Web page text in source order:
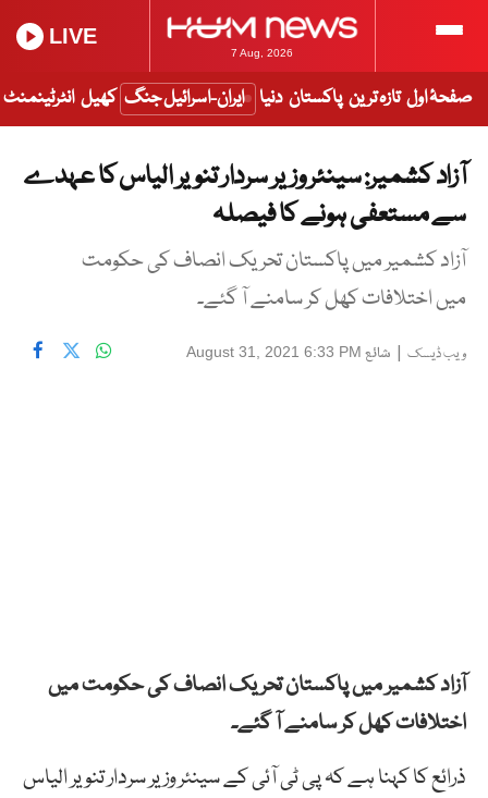
7 Aug, 2026
LIVE
صفحۂ اول تازہ ترین پاکستان دنیا ایران-اسرائیل جنگ کھیل انٹرٹینمنٹ
آزاد کشمیر: سینئر وزیر سردار تنویر الیاس کا عہدے
سے مستعفی ہونے کا فیصلہ
آزاد کشمیر میں پاکستان تحریک انصاف کی حکومت
میں اختلافات کھل کر سامنے آ گئے۔
ویب ڈیسک | شائع August 31, 2021 6:33 PM
آزاد کشمیر میں پاکستان تحریک انصاف کی حکومت میں
اختلافات کھل کر سامنے آ گئے۔
ذرائع کا کہنا ہے کہ پی ٹی آئی کے سینئر وزیر سردار تنویر الیاس